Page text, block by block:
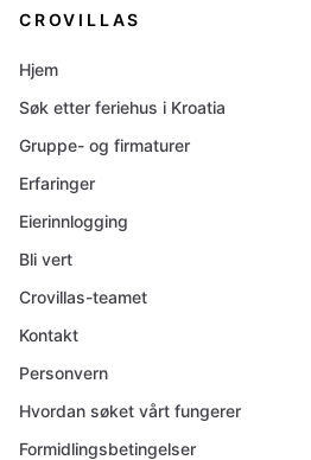
CROVILLAS
Hjem
Søk etter feriehus i Kroatia
Gruppe- og firmaturer
Erfaringer
Eierinnlogging
Bli vert
Crovillas-teamet
Kontakt
Personvern
Hvordan søket vårt fungerer
Formidlingsbetingelser